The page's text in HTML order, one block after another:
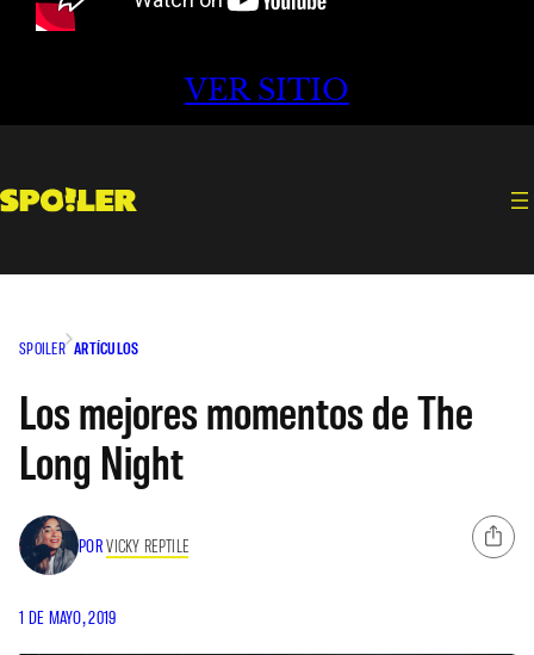
VER SITIO
SPOILER ARTÍCULOS
Los mejores momentos de The
Long Night
PORVICKY REPTILE
1 DE MAYO, 2019